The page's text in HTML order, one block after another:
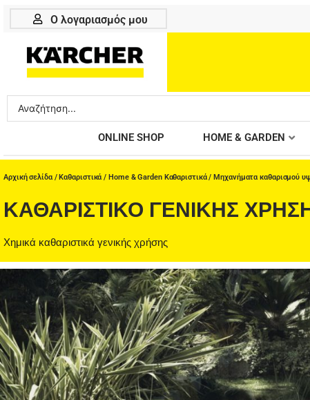
Μετάβαση
Ο λογαριασμός μου
Search
...
ONLINE SHOP HOME & GARDEN
Αρχική σελίδα/ Καθαριστικά / Home & Garden Καθαριστικά/ Μηχανήματα καθαρισμού
ΚΑΘΑΡΙΣΤΙΚΌ ΓΕΝΙΚΉΣ
Χημικά καθαριστικά γενικής χρήσης